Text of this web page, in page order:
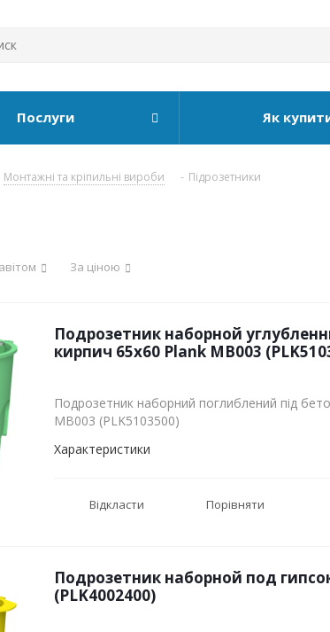
Послуги Як
Монтажні та кріпильні вироби - Підрозетники
За ціною
Подрозетник наборной
кирпич 65х60 Plank MB003
Подрозетник наборний поглиблений під
MB003 (PLK5103500)
Характеристики
Відкласти Порівняти
Подрозетник наборной под
(PLK4002400)